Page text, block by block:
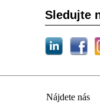
Sledujte
Nájdete nás